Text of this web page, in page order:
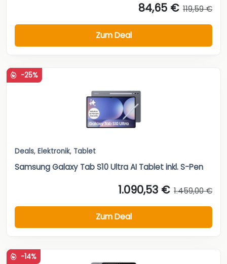
84,65 € 119,59 €
Zum Deal
-25%
Deals, Elektronik, Tablet
Samsung Galaxy Tab S10 Ultra AI Tablet inkl. S-Pen
1.090,53 € 1.459,00 €
Zum Deal
-14%